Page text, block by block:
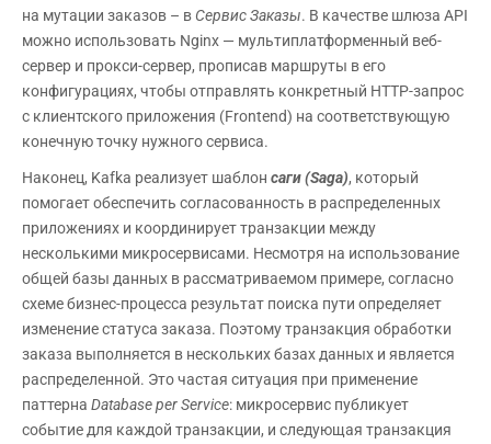
на мутации заказов – в Сервис Заказы. В качестве шлюза API
можно использовать Nginx — мультиплатформенный веб-
сервер и прокси-сервер, прописав маршруты в его
конфигурациях, чтобы отправлять конкретный HTTP-запрос
с клиентского приложения (Frontend) на соответствующую
конечную точку нужного сервиса.
Наконец, Kafka реализует шаблон саги (Saga), который
помогает обеспечить согласованность в распределенных
приложениях и координирует транзакции между
несколькими микросервисами. Несмотря на использование
общей базы данных в рассматриваемом примере, согласно
схеме бизнес-процесса результат поиска пути определяет
изменение статуса заказа. Поэтому транзакция обработки
заказа выполняется в нескольких базах данных и является
распределенной. Это частая ситуация при применение
паттерна Database perService: микросервис публикует
событие для каждой транзакции, и следующая транзакция